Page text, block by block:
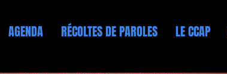
AGENDA RÉCOLTES DE PAROLES LE CCAP